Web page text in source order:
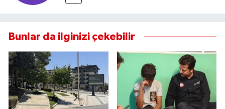
Bunlar da ilginizi çekebilir